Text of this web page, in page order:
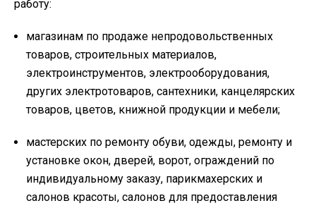
работу:
магазинам по продаже непродовольственных
товаров, строительных материалов,
электроинструментов, электрооборудования,
других электротоваров, сантехники, канцелярских
товаров, цветов, книжной продукции и мебели;
мастерских по ремонту обуви, одежды, ремонту и
установке окон, дверей, ворот, ограждений по
индивидуальному заказу, парикмахерских и
салонов красоты, салонов для предоставления